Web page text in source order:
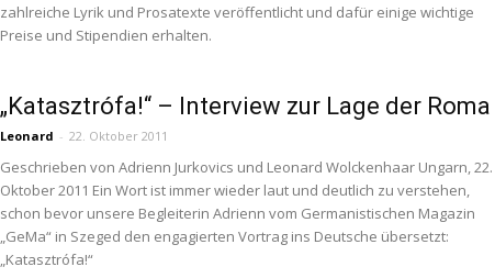
zahlreiche Lyrik und Prosatexte veröffentlicht und dafür einige wichtige
Preise und Stipendien erhalten.
„Katasztrófa!“ – Interview zur Lage der Roma
Leonard - 22. Oktober 2011
Geschrieben von Adrienn Jurkovics und Leonard Wolckenhaar Ungarn, 22.
Oktober 2011 Ein Wort ist immer wieder laut und deutlich zu verstehen,
schon bevor unsere Begleiterin Adrienn vom Germanistischen Magazin
„GeMa“ in Szeged den engagierten Vortrag ins Deutsche übersetzt:
„Katasztrófa!“